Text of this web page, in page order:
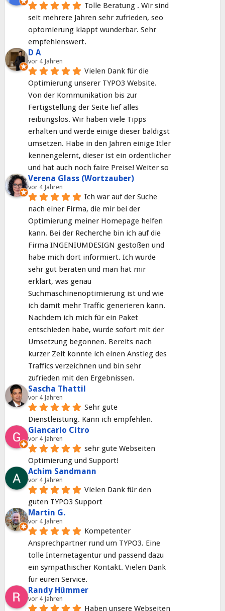
Tolle Beratung . Wir sind
seit mehrere Jahren sehr zufrieden, seo
optomierung klappt wunderbar. Sehr
empfehlenswert.
D A
vor 4 Jahren
Vielen Dank für die
Optimierung unserer TYPO3 Website.
Von der Kommunikation bis zur
Fertigstellung der Seite lief alles
reibungslos. Wir haben viele Tipps
erhalten und werde einige dieser baldigst
umsetzen. Habe in den Jahren einige Itler
kennengelernt, dieser ist ein ordentlicher
und hat auch noch faire Preise! Weiter so
Verena Glass (Wortzauber)
vor 4 Jahren
Ich war auf der Suche
nach einer Firma, die mir bei der
Optimierung meiner Homepage helfen
kann. Bei der Recherche bin ich auf die
Firma INGENIUMDESIGN gestoßen und
habe mich dort informiert. Ich wurde
sehr gut beraten und man hat mir
erklärt, was genau
Suchmaschinenoptimierung ist und wie
ich damit mehr Traffic generieren kann.
Nachdem ich mich für ein Paket
entschieden habe, wurde sofort mit der
Umsetzung begonnen. Bereits nach
kurzer Zeit konnte ich einen Anstieg des
Traffics verzeichnen und bin sehr
zufrieden mit den Ergebnissen.
Sascha Thattil
vor 4 Jahren
Sehr gute
Dienstleistung. Kann ich empfehlen.
Giancarlo Citro
vor 4 Jahren
sehr gute Webseiten
Optimierung und Support!
Achim Sandmann
vor 4 Jahren
Vielen Dank für den
guten TYPO3 Support
Martin G.
vor 4 Jahren
Kompetenter
Ansprechpartner rund um TYPO3. Eine
tolle Internetagentur und passend dazu
ein sympathischer Kontakt. Vielen Dank
für euren Service.
Randy Hümmer
vor 4 Jahren
Haben unsere Webseiten